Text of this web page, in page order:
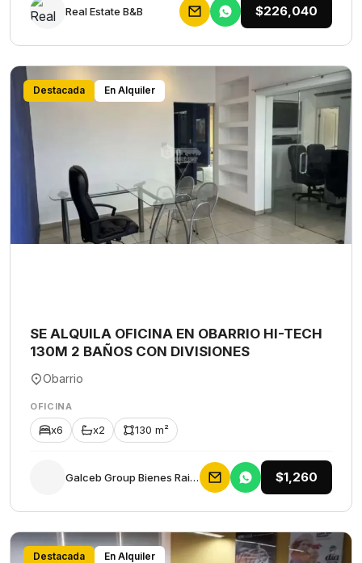
Rеаl Еstаtе В&В $226,040
Destacada En Alquiler
SE ALQUILA OFICINA EN OBARRIO HI-TECH
130M 2 BAÑOS CON DIVISIONES
Obarrio
OFICINA
x6 x2 130 m²
Galceb Group Bienes Raices $1,260
Destacada En Alquiler